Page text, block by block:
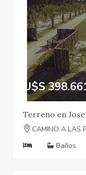
U$S
Terreno en
CAMINO A LAS
Baños